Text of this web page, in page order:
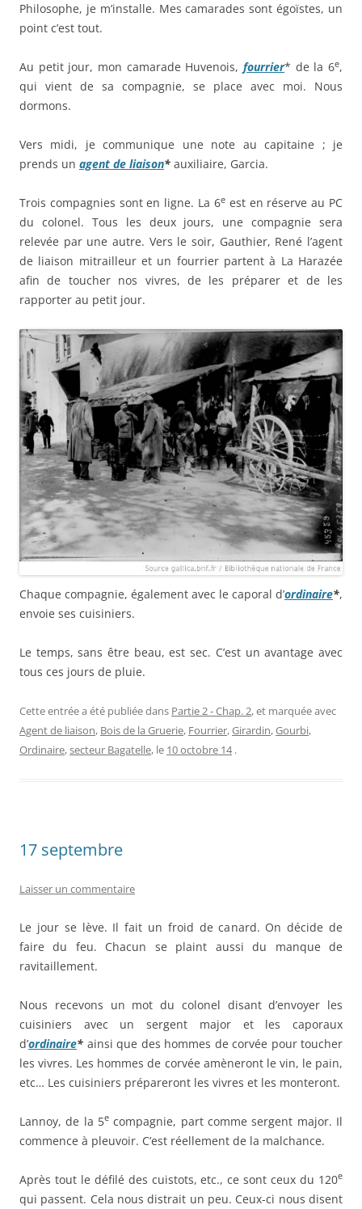
Philosophe, je m’installe. Mes camarades sont égoïstes, un
point c’est tout.
Au petit jour, mon camarade Huvenois, fourrier* de la 6e,
qui vient de sa compagnie, se place avec moi. Nous
dormons.
Vers midi, je communique une note au capitaine ; je
prends un agent de liaison* auxiliaire, Garcia.
Trois compagnies sont en ligne. La 6eest en réserve au PC
du colonel. Tous les deux jours, une compagnie sera
relevée par une autre. Vers le soir, Gauthier, René l’agent
de liaison mitrailleur et un fourrier partent à La Harazée
afin de toucher nos vivres, de les préparer et de les
rapporter au petit jour.
Chaque compagnie, également avec le caporal d’ordinaire*,
envoie ses cuisiniers.
Le temps, sans être beau, est sec. C’est un avantage avec
tous ces jours de pluie.
Cette entrée a été publiée dans Partie 2 - Chap. 2, et marquée avec
Agent de liaison, Bois de la Gruerie, Fourrier,Girardin,Gourbi,
Ordinaire,secteur Bagatelle, le 10 octobre 14 .
17 septembre
Laisser un commentaire
Le jour se lève. Il fait un froid de canard. On décide de
faire du feu. Chacun se plaint aussi du manque de
ravitaillement.
Nous recevons un mot du colonel disant d’envoyer les
cuisiniers avec un sergent major et les caporaux
d’ordinaire* ainsi que des hommes de corvée pour toucher
les vivres. Les hommes de corvée amèneront le vin, le pain,
etc… Les cuisiniers prépareront les vivres et les monteront.
Lannoy, de la 5e compagnie, part comme sergent major. Il
commence à pleuvoir. C’est réellement de la malchance.
Après tout le défilé des cuistots, etc., ce sont ceux du 120e
qui passent. Cela nous distrait un peu. Ceux-ci nous disent